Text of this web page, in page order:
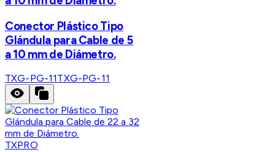
Conector Plástico Tipo
Glándula para Cable de 5
a 10 mm de Diámetro.
TXG-PG-11TXG-PG-11
TXPRO